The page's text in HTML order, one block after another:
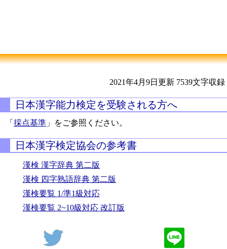
2021年4月9日更新 7539文字収録
日本漢字能力検定を受験される方へ
「採点基準 」をご参照ください。
日本漢字検定協会の参考書
漢検 漢字辞典 第二版
漢検 四字熟語辞典 第二版
漢検要覧 1/準1級対応
漢検要覧 2~10級対応 改訂版